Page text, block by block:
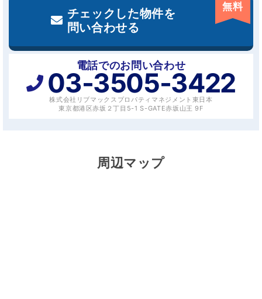
チェックした物件を
問い合わせる
無料
電話でのお問い合わせ
03-3505-3422
株式会社リブマックスプロパティマネジメント東日本
東京都港区赤坂２丁目5-1 S-GATE赤坂山王 9F
周辺マップ